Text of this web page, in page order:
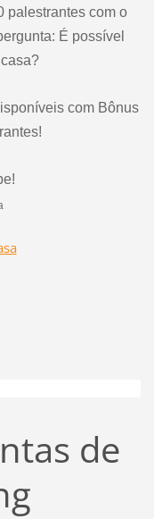
palestrantes com o
É possível
com Bônus
de